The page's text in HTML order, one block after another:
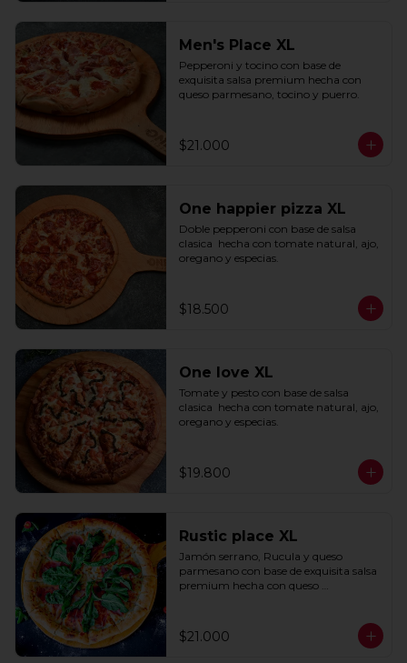
Men's Place XL
Pepperoni y tocino con base de
exquisita salsa premium hecha con
queso parmesano, tocino y puerro.
$21.000
One happier pizza XL
Doble pepperoni con base de salsa
clasica  hecha con tomate natural, ajo,
oregano y especias.
$18.500
One love XL
Tomate y pesto con base de salsa
clasica  hecha con tomate natural, ajo,
oregano y especias.
$19.800
Rustic place XL
Jamón serrano, Rucula y queso
parmesano con base de exquisita salsa
premium hecha con queso
$21.000